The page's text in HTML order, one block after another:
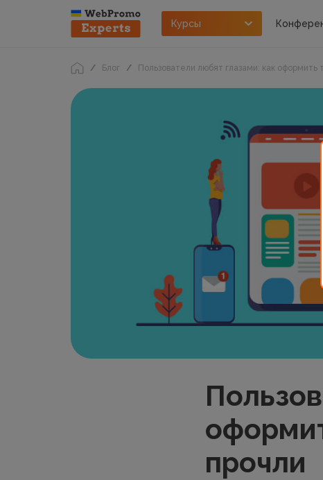
Курсы
Блог Пользователи любят глазами: как оформить
прочли